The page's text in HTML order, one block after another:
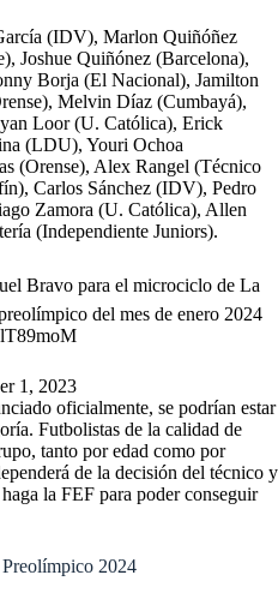
(IDV), Marlon Quiñóñez
Joshue Quiñónez (Barcelona),
Borja (El Nacional), Jamilton
Melvin Díaz (Cumbayá),
Loor (U. Católica), Erick
(LDU), Youri Ochoa
(Orense), Alex Rangel (Técnico
Carlos Sánchez (IDV), Pedro
Zamora (U. Católica), Allen
(Independiente Juniors).
Bravo para el microciclo de La
del mes de enero 2024
1, 2023
oficialmente, se podrían estar
Futbolistas de la calidad de
tanto por edad como por
de la decisión del técnico y
la FEF para poder conseguir
2024